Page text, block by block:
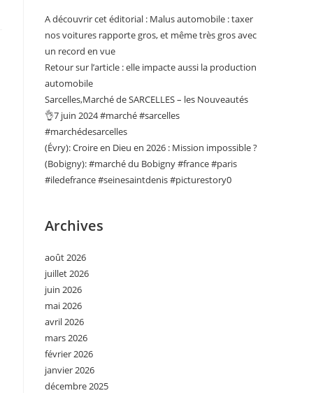
A découvrir cet éditorial : Malus automobile : taxer
nos voitures rapporte gros, et même très gros avec
un record en vue
Retour sur l’article : elle impacte aussi la production
automobile
Sarcelles,Marché de SARCELLES – les Nouveautés
👌7 juin 2024 #marché #sarcelles
#marchédesarcelles
(Évry): Croire en Dieu en 2026 : Mission impossible ?
(Bobigny): #marché du Bobigny #france #paris
#iledefrance #seinesaintdenis #picturestory0
Archives
août 2026
juillet 2026
juin 2026
mai 2026
avril 2026
mars 2026
février 2026
janvier 2026
décembre 2025